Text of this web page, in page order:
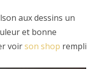
aux dessins un
et bonne
voirson shop rempli